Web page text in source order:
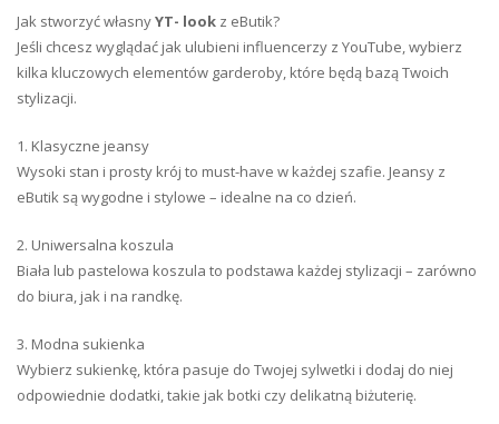
Jak stworzyć własnyYT- look z eButik?
Jeśli chcesz wyglądać jak ulubieni influencerzy z YouTube, wybierz
kilka kluczowych elementów garderoby, które będą bazą Twoich
stylizacji.
1. Klasyczne jeansy
Wysoki stan i prosty krój to must-have w każdej szafie. Jeansy z
eButik są wygodne i stylowe – idealne na co dzień.
2. Uniwersalna koszula
Biała lub pastelowa koszula to podstawa każdej stylizacji – zarówno
do biura, jak i na randkę.
3. Modna sukienka
Wybierz sukienkę, która pasuje do Twojej sylwetki i dodaj do niej
odpowiednie dodatki, takie jak botki czy delikatną biżuterię.